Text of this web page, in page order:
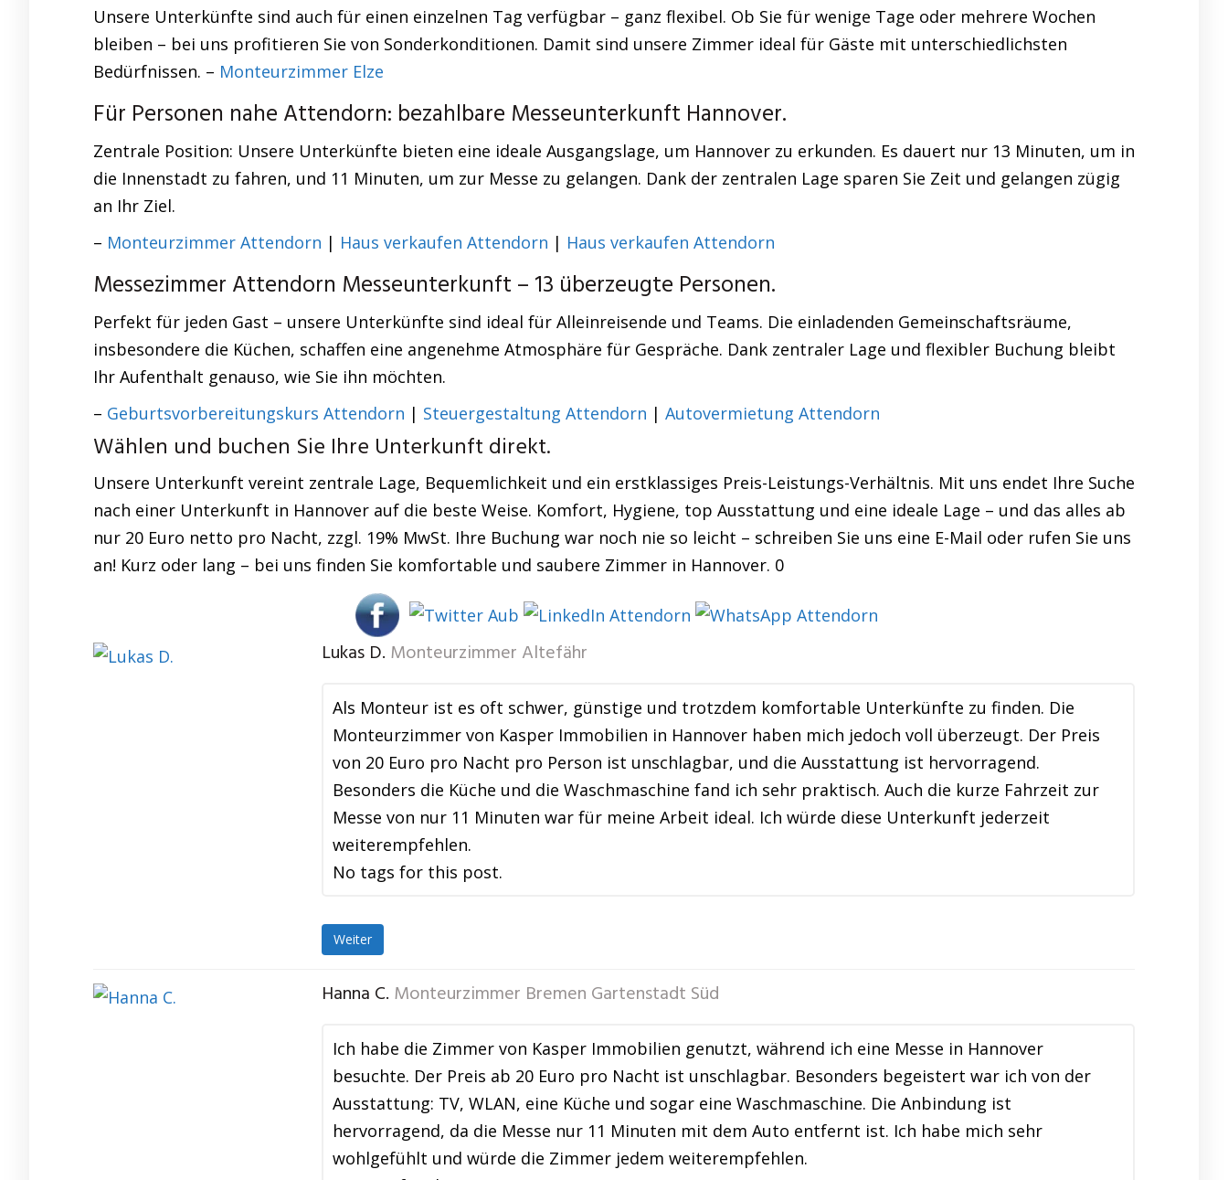
Unsere Unterkünfte sind auch für einen einzelnen Tag verfügbar – ganz flexibel. Ob Sie für wenige Tage oder mehrere Wochen
bleiben – bei uns profitieren Sie von Sonderkonditionen. Damit sind unsere Zimmer ideal für Gäste mit unterschiedlichsten
Bedürfnissen. – Monteurzimmer Elze
Für Personen nahe Attendorn: bezahlbare Messeunterkunft Hannover.
Zentrale Position: Unsere Unterkünfte bieten eine ideale Ausgangslage, um Hannover zu erkunden. Es dauert nur 13 Minuten, um in
die Innenstadt zu fahren, und 11 Minuten, um zur Messe zu gelangen. Dank der zentralen Lage sparen Sie Zeit und gelangen zügig
an Ihr Ziel.
– Monteurzimmer Attendorn | Haus verkaufen Attendorn | Haus verkaufen Attendorn
Messezimmer Attendorn Messeunterkunft – 13 überzeugte Personen.
Perfekt für jeden Gast – unsere Unterkünfte sind ideal für Alleinreisende und Teams. Die einladenden Gemeinschaftsräume,
insbesondere die Küchen, schaffen eine angenehme Atmosphäre für Gespräche. Dank zentraler Lage und flexibler Buchung bleibt
Ihr Aufenthalt genauso, wie Sie ihn möchten.
– Geburtsvorbereitungskurs Attendorn | Steuergestaltung Attendorn | Autovermietung Attendorn
Wählen und buchen Sie Ihre Unterkunft direkt.
Unsere Unterkunft vereint zentrale Lage, Bequemlichkeit und ein erstklassiges Preis-Leistungs-Verhältnis. Mit uns endet Ihre Suche
nach einer Unterkunft in Hannover auf die beste Weise. Komfort, Hygiene, top Ausstattung und eine ideale Lage – und das alles ab
nur 20 Euro netto pro Nacht, zzgl. 19% MwSt. Ihre Buchung war noch nie so leicht – schreiben Sie uns eine E-Mail oder rufen Sie uns
an! Kurz oder lang – bei uns finden Sie komfortable und saubere Zimmer in Hannover. 0
Lukas D. Monteurzimmer Altefähr
Als Monteur ist es oft schwer, günstige und trotzdem komfortable Unterkünfte zu finden. Die
Monteurzimmer von Kasper Immobilien in Hannover haben mich jedoch voll überzeugt. Der Preis
von 20 Euro pro Nacht pro Person ist unschlagbar, und die Ausstattung ist hervorragend.
Besonders die Küche und die Waschmaschine fand ich sehr praktisch. Auch die kurze Fahrzeit zur
Messe von nur 11 Minuten war für meine Arbeit ideal. Ich würde diese Unterkunft jederzeit
weiterempfehlen.
No tags for this post.
Weiter
Hanna C. Monteurzimmer Bremen Gartenstadt Süd
Ich habe die Zimmer von Kasper Immobilien genutzt, während ich eine Messe in Hannover
besuchte. Der Preis ab 20 Euro pro Nacht ist unschlagbar. Besonders begeistert war ich von der
Ausstattung: TV, WLAN, eine Küche und sogar eine Waschmaschine. Die Anbindung ist
hervorragend, da die Messe nur 11 Minuten mit dem Auto entfernt ist. Ich habe mich sehr
wohlgefühlt und würde die Zimmer jedem weiterempfehlen.